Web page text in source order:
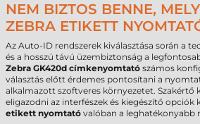
NEM BIZTOS BENNE,
ZEBRA ETIKETT
Az Auto-ID rendszerek kiválasztása során a
és a hosszú távú üzembiztonság a
Zebra GK420d címkenyomtató számos
választás előtt érdemes pontosítani a
alkalmazott szoftveres környezetet. Szakértő
eligazodni az interfészek és kiegészítő opciók
etikett nyomtató valóban a leghatékonyabb